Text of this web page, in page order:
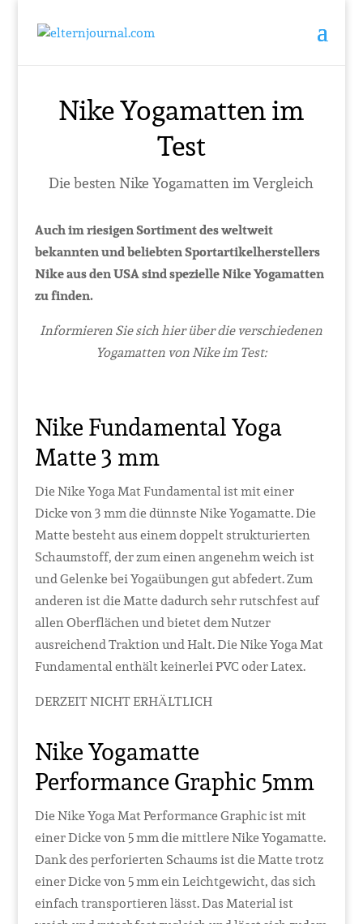
Nike Yogamatten im
Test
Die besten Nike Yogamatten im Vergleich
Auch im riesigen Sortiment des weltweit
bekannten und beliebten Sportartikelherstellers
Nike aus den USA sind spezielle Nike Yogamatten
zu finden.
Informieren Sie sich hier über die verschiedenen
Yogamatten von Nike im Test:
Nike Fundamental Yoga
Matte 3 mm
Die Nike Yoga Mat Fundamental ist mit einer
Dicke von 3 mm die dünnste Nike Yogamatte. Die
Matte besteht aus einem doppelt strukturierten
Schaumstoff, der zum einen angenehm weich ist
und Gelenke bei Yogaübungen gut abfedert. Zum
anderen ist die Matte dadurch sehr rutschfest auf
allen Oberflächen und bietet dem Nutzer
ausreichend Traktion und Halt. Die Nike Yoga Mat
Fundamental enthält keinerlei PVC oder Latex.
DERZEIT NICHT ERHÄLTLICH
Nike Yogamatte
Performance Graphic 5mm
Die Nike Yoga Mat Performance Graphic ist mit
einer Dicke von 5 mm die mittlere Nike Yogamatte.
Dank des perforierten Schaums ist die Matte trotz
einer Dicke von 5 mm ein Leichtgewicht, das sich
einfach transportieren lässt. Das Material ist